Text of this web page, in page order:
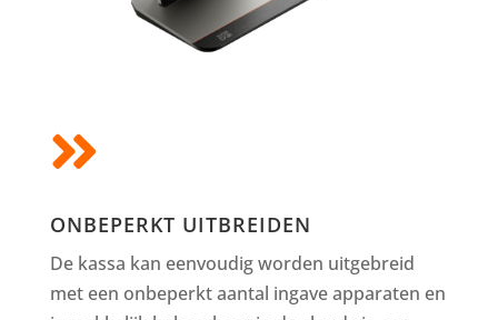

ONBEPERKT UITBREIDEN
De kassa kan eenvoudig worden uitgebreid
met een onbeperkt aantal ingave apparaten en